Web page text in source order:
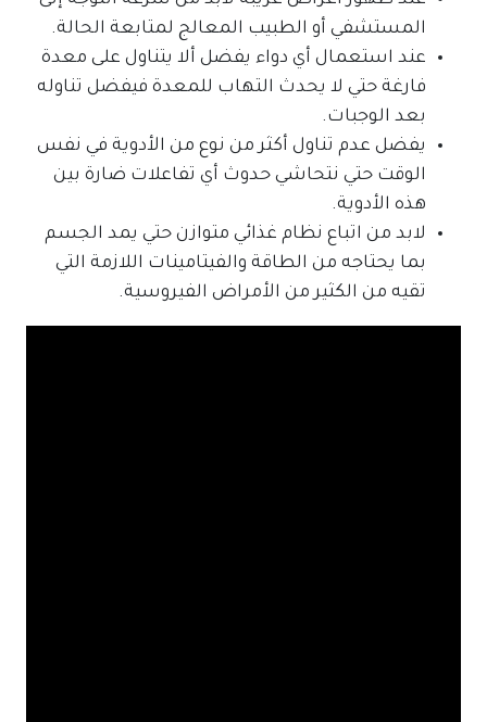
المستشفي أو الطبيب المعالج لمتابعة الحالة.
عند استعمال أي دواء يفضل ألا يتناول على معدة
فارغة حتي لا يحدث التهاب للمعدة فيفضل تناوله
بعد الوجبات.
يفضل عدم تناول أكثر من نوع من الأدوية في نفس
الوقت حتي نتحاشي حدوث أي تفاعلات ضارة بين
هذه الأدوية.
لابد من اتباع نظام غذائي متوازن حتي يمد الجسم
بما يحتاجه من الطاقة والفيتامينات اللازمة التي
تقيه من الكثير من الأمراض الفيروسية.